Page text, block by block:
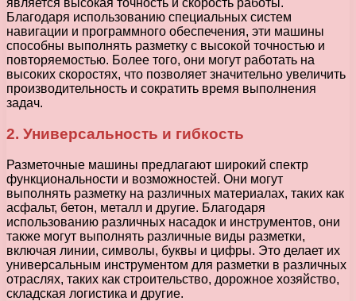
является высокая точность и скорость работы.
Благодаря использованию специальных систем
навигации и программного обеспечения, эти машины
способны выполнять разметку с высокой точностью и
повторяемостью. Более того, они могут работать на
высоких скоростях, что позволяет значительно увеличить
производительность и сократить время выполнения
задач.
2. Универсальность и гибкость
Разметочные машины предлагают широкий спектр
функциональности и возможностей. Они могут
выполнять разметку на различных материалах, таких как
асфальт, бетон, металл и другие. Благодаря
использованию различных насадок и инструментов, они
также могут выполнять различные виды разметки,
включая линии, символы, буквы и цифры. Это делает их
универсальным инструментом для разметки в различных
отраслях, таких как строительство, дорожное хозяйство,
складская логистика и другие.